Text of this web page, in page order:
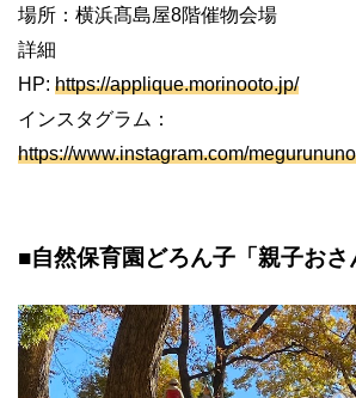
場所：横浜髙島屋8階催物会場
詳細
HP: https://applique.morinooto.jp/
インスタグラム：
https://www.instagram.com/
■自然保育園どろん子「親子おさ